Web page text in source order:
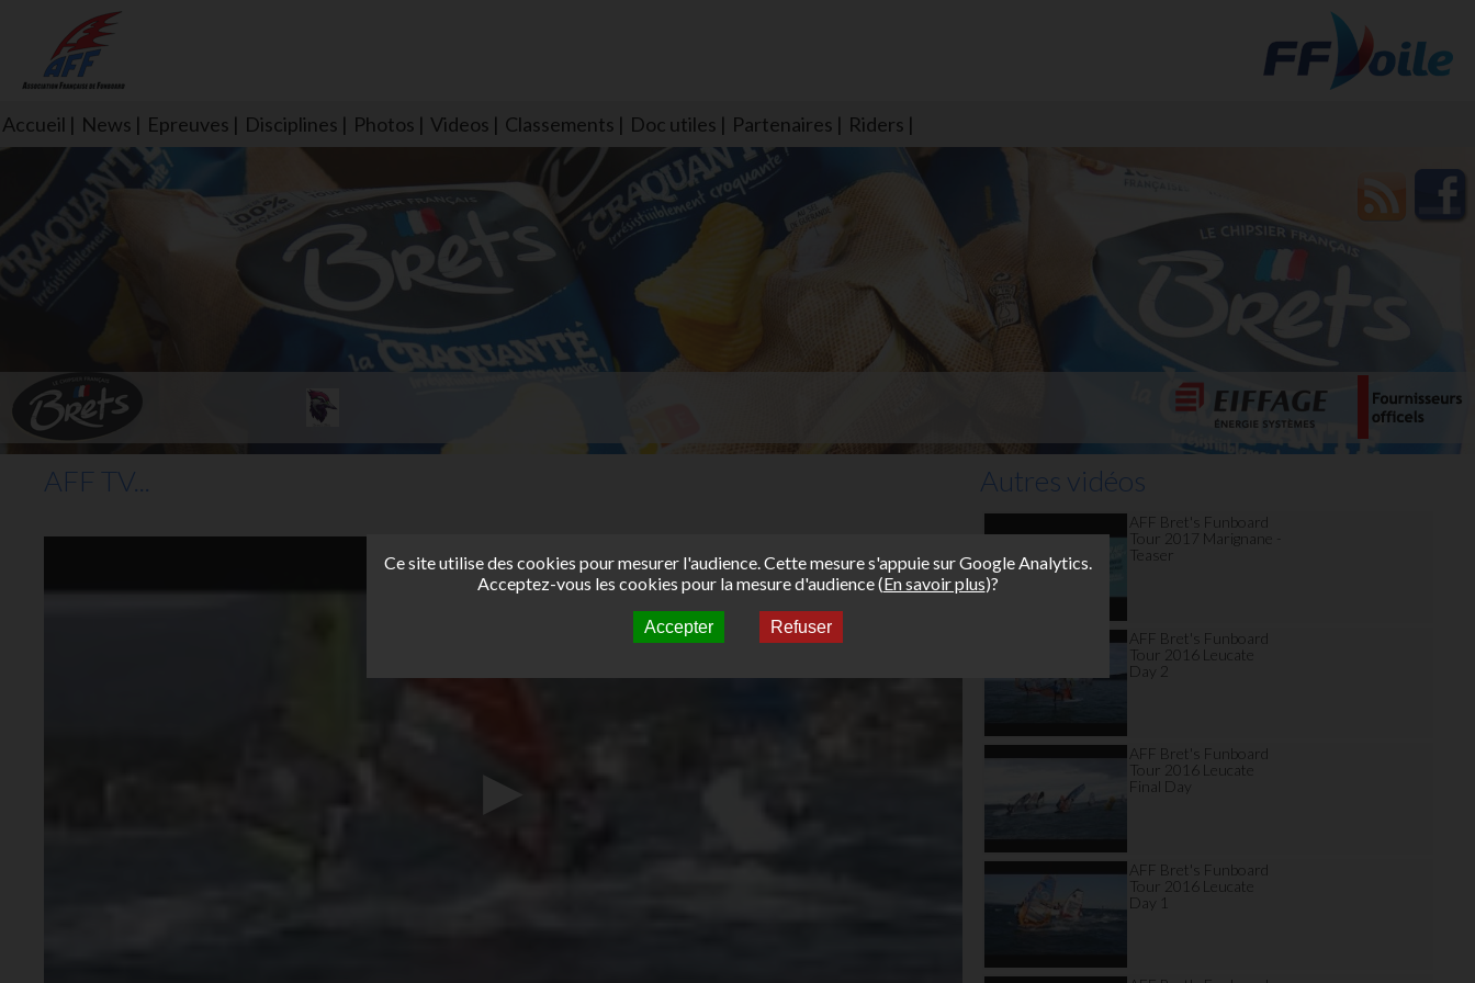
Accueil News Epreuves Disciplines Photos Videos Classements Doc utiles Partenaires Riders
L'aff soutient les SNS253 et SNS604 qui veillent sur nous pour que l'eau salée n'ait jamais le goût des
larmes
AFF TV... Autres vidéos
AFF Bret's Funboard
Tour 2017 Marignane -
Teaser
AFF Bret's Funboard
Tour 2016 Leucate
Day 2
AFF Bret's Funboard
Tour 2016 Leucate
Final Day
AFF Bret's Funboard
Tour 2016 Leucate
Day 1
Ce site utilise des cookies pour mesurer l'audience. Cette mesure s'appuie sur Google Analytics.
Acceptez-vous les cookies pour la mesure d'audience (En savoir plus)?
Accepter Refuser